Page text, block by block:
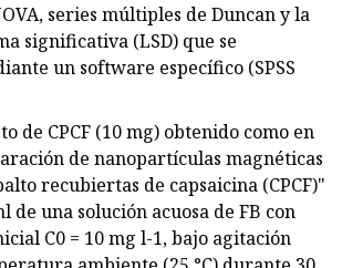
series múltiples de Duncan y la
significativa (LSD) que se
un software específico (SPSS
de CPCF (10 mg) obtenido como en
de nanopartículas magnéticas
recubiertas de capsaicina (CPCF)"
de una solución acuosa de FB con
C0 = 10 mg l-1, bajo agitación